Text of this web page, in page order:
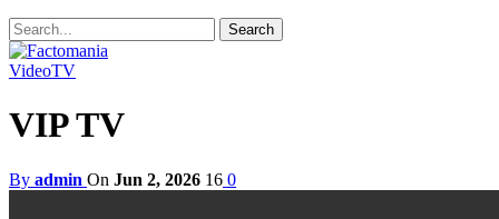
VideoTV
VIP TV
By admin On Jun 2, 2026 16 0